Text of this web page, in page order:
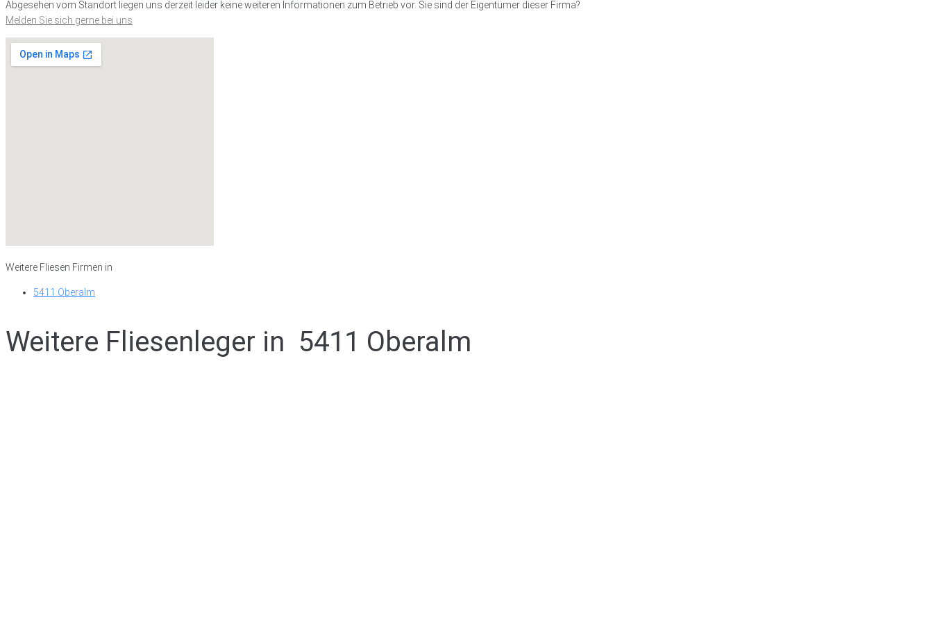
Abgesehen vom Standort liegen uns derzeit leider keine weiteren Informationen zum Betrieb vor. Sie sind der Eigentümer dieser Firma?
Melden Sie sich gerne bei uns
Weitere Fliesen Firmen in
5411 Oberalm
Weitere Fliesenleger in 5411 Oberalm